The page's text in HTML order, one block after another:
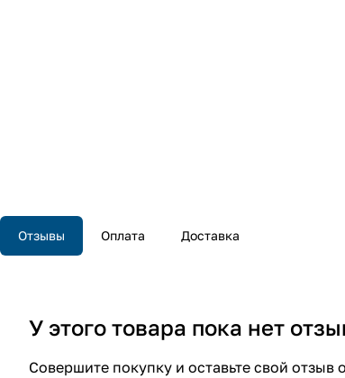
Отзывы Оплата Доставка
У этого товара пока нет
Совершите покупку и оставьте свой отзыв